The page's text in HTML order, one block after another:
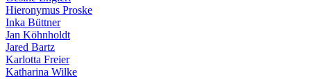
Hieronymus Proske
Inka Büttner
Jan Köhnholdt
Jared Bartz
Karlotta Freier
Katharina Wilke